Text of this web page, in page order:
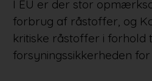
I EU er der stor
forbrug af råstoffer, og
kritiske råstoffer i forhold
forsyningssikkerheden for